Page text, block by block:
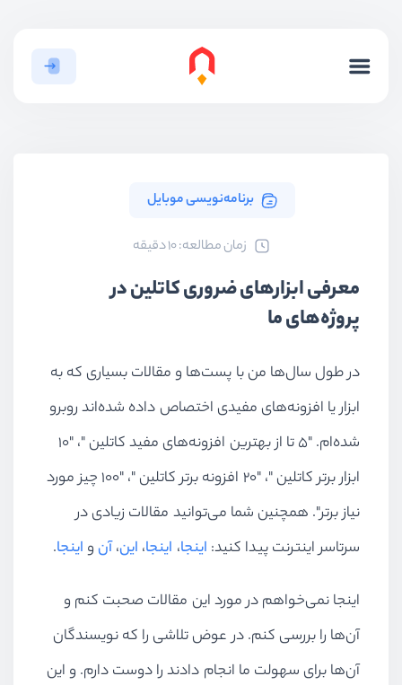
برنامه‌نویسی موبایل
ﺯﻣﺎﻥ ﻣﻄﺎﻟﻌﻪ: 10 دقیقه
معرفی ابزارهای ضروری کاتلین در
پروژه‌های ما
در طول سال‌ها من با پست‌ها و مقالات بسیاری که به
ابزار یا افزونه‌های مفیدی اختصاص داده شده‌اند روبرو
شده‌ام. "5 تا از بهترین افزونه‌های مفید کاتلین "، "10
ابزار برتر کاتلین "، "20 افزونه برتر کاتلین "، "100 چیز مورد
نیاز برتر". همچنین شما می‌توانید مقالات زیادی در
سرتاسر اینترنت پیدا کنید: اینجا، اینجا، این،آنواینجا.
اینجا نمی‌خواهم در مورد این مقالات صحبت کنم و
آن‌ها را بررسی کنم. در عوض تلاشی را که نویسندگان
آن‌ها برای سهولت ما انجام دادند را دوست دارم. و این